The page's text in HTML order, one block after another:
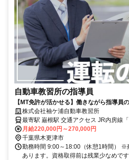
自動車教習所の指導員
【MT免許が活かせる】働きながら指導員
社負担！
株式会社袖ケ浦自動車教習所
最寄駅 巌根駅 交通アクセス JR内房線「巌根駅」より車で7分 ●車通
勤OK ●バイク通勤OK ●転勤なし
月給220,000円～270,000円
千葉県木更津市
勤務時間 9:00～18:00（休憩1時間） ※
あります。資格取得前は残業少なめです